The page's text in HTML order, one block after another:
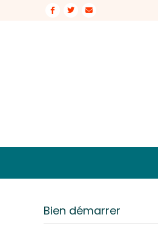
Facebook
Twitter Email
Bien démarrer